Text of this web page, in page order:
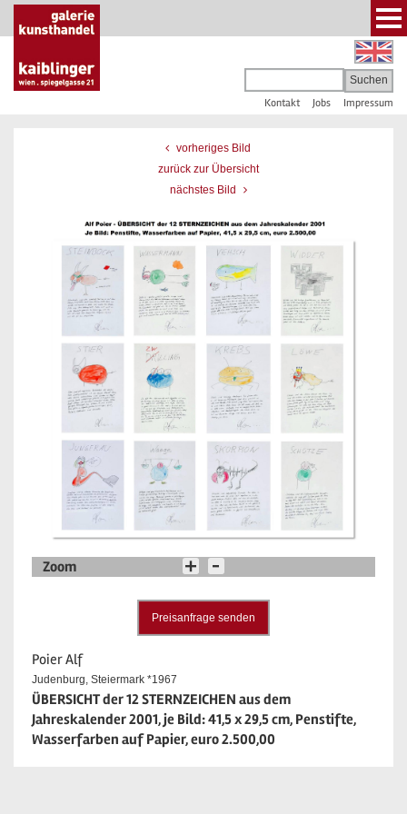
Kontakt Jobs Impressum
vorheriges Bild
zurück zur Übersicht
nächstes Bild
Zoom
Preisanfrage senden
Poier Alf
Judenburg, Steiermark *1967
ÜBERSICHT der 12 STERNZEICHEN aus dem
Jahreskalender 2001, je Bild: 41,5 x 29,5 cm, Penstifte,
Wasserfarben auf Papier, euro 2.500,00